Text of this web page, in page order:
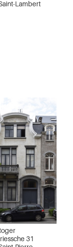
Lambert
31